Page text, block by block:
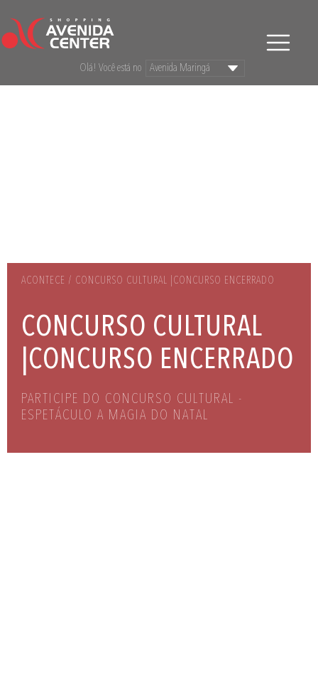
Olá! Você está no
ACONTECE / CONCURSO CULTURAL |CONCURSO ENCERRADO
CONCURSO CULTURAL
|CONCURSO ENCERRADO
PARTICIPE DO CONCURSO CULTURAL -
ESPETÁCULO A MAGIA DO NATAL